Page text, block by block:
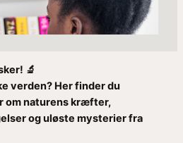
🔬
verden? Her finder du
om naturens kræfter,
og uløste mysterier fra